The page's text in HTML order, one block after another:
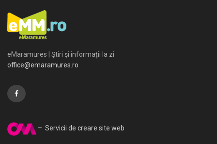
eMaramures | Știri și informații la zi
office@emaramures.ro
– Servicii de creare site web